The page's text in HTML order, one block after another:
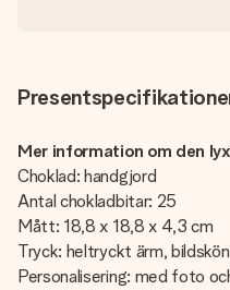
Mer information om den
Choklad: handgjord
Antal chokladbitar: 25
Mått: 18,8 x 18,8 x 4,3 cm
Tryck: heltryckt ärm,
Personalisering: med foto